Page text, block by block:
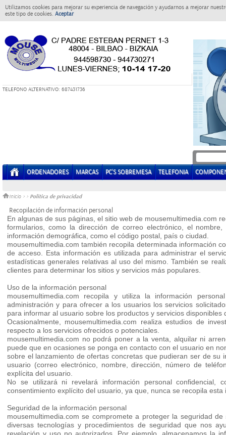
Utilizamos cookies para mejorar su experiencia de navegación y ayudarnos a mejorar
este tipo de cookies. Aceptar
TELEFONO ALTERNATIVO: 687431736
ORDENADORES MARCAS PC'S SOBREMESA TELEFONIA
Inicio > > Politica de privacidad
Recopilación de información personal
En algunas de sus páginas, el sitio web de mousemultimedia.com
formularios, como la dirección de correo electrónico, el
información demográfica, como el código postal, país o ciudad.
mousemultimedia.com también recopila determinada información
de acceso. Esta información es utilizada para administrar el
estadísticas generales relativas al uso del mismo. También se
clientes para determinar los sitios y servicios más populares.
Uso de la información personal
mousemultimedia.com recopila y utiliza la información
administración y para ofrecer a los usuarios los servicios
para informar al usuario sobre los productos y servicios
Ocasionalmente, mousemultimedia.com realiza estudios de
respecto a los servicios ofrecidos o potenciales.
mousemultimedia.com no podrá poner a la venta, alquilar ni
puede que en ocasiones se ponga en contacto con el usuario en
sobre el lanzamiento de ofertas concretas que pudieran ser de su
usuario (correo electrónico, nombre, dirección, número de
explícita del usuario.
No se utilizará ni revelará información personal
consentimiento explícito del usuario, ya que, nunca se recopila esta
Seguridad de la información personal
mousemultimedia.com se compromete a proteger la seguridad
diversas tecnologías y procedimientos de seguridad que nos